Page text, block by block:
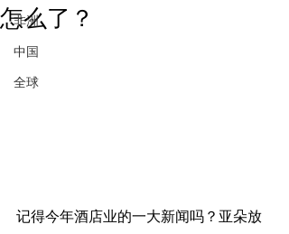
非洲
中国
全球
怎么了？
记得今年酒店业的一大新闻吗？亚朵放